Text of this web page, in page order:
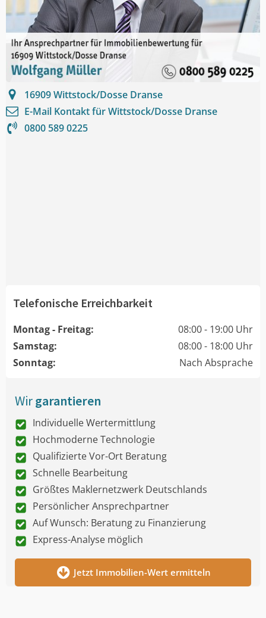
16909Wittstock/Dosse Dranse
E-Mail Kontakt fürWittstock/Dosse Dranse
0800 589 0225
Telefonische Erreichbarkeit
Montag - Freitag:
08:00 - 19:00 Uhr
Samstag:
08:00 - 18:00 Uhr
Sonntag:
Nach Absprache
Wirgarantieren
Individuelle Wertermittlung
Hochmoderne Technologie
Qualifizierte Vor-Ort Beratung
Schnelle Bearbeitung
Größtes Maklernetzwerk Deutschlands
Persönlicher Ansprechpartner
Auf Wunsch: Beratung zu Finanzierung
Express-Analyse möglich
Jetzt Immobilien-Wert ermitteln